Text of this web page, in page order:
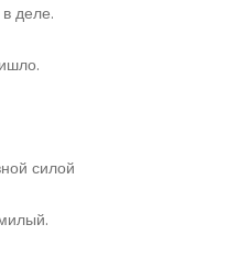
деле.
силой